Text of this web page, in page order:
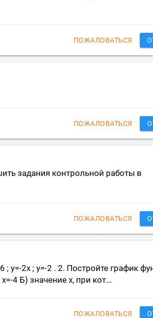
ПОЖАЛОВАТЬСЯ
ПОЖАЛОВАТЬСЯ
задания контрольной работы в
ПОЖАЛОВАТЬСЯ
у=-2х ; у=-2 . 2. Постройте график
4 Б) значение х, при кот...
ПОЖАЛОВАТЬСЯ